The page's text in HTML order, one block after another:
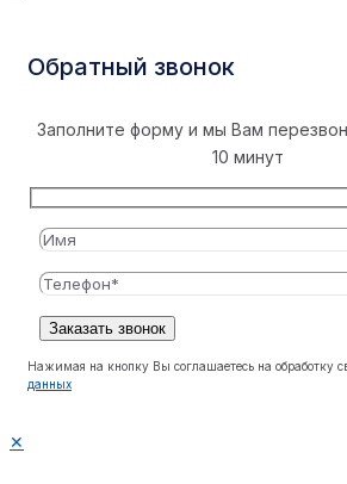
Обратный звонок
Заполните форму и мы Вам
10 минут
Нажимая на кнопку Вы соглашаетесь на обработку
данных
✕